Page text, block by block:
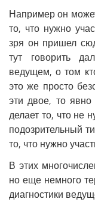
Например он
то, что нужно
зря он пришел
тут говорить
ведущем, о том
это же просто
эти двое, то
делает то, что не
подозрительный
то, что нужно
В этих
но еще немного
диагностики